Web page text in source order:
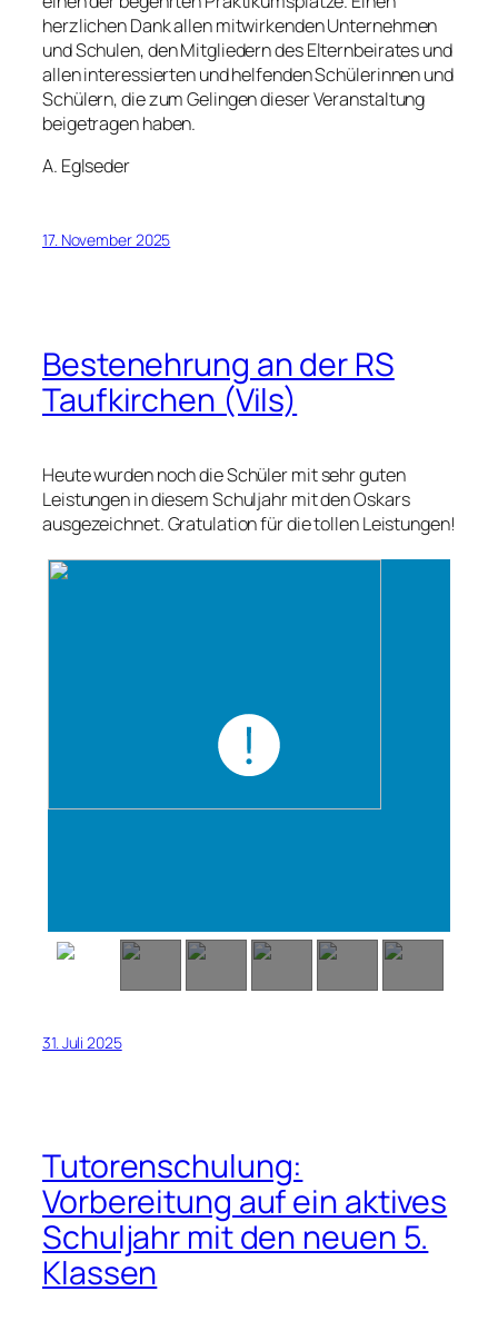
herzlichen Dank allen mitwirkenden Unternehmen
und Schulen, den Mitgliedern des Elternbeirates und
allen interessierten und helfenden Schülerinnen und
Schülern, die zum Gelingen dieser Veranstaltung
beigetragen haben.
A. Eglseder
17. November 2025
Bestenehrung an der RS
Taufkirchen (Vils)
Heute wurden noch die Schüler mit sehr guten
Leistungen in diesem Schuljahr mit den Oskars
ausgezeichnet. Gratulation für die tollen Leistungen!
31. Juli 2025
Tutorenschulung:
Vorbereitung auf ein aktives
Schuljahr mit den neuen 5.
Klassen